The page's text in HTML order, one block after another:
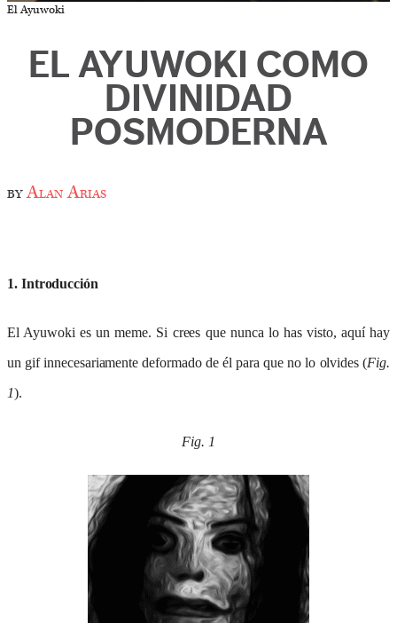
El Ayuwoki
EL AYUWOKI COMO
DIVINIDAD
POSMODERNA
byAlan Arias
1. Introducción
El Ayuwoki es un meme. Si crees que nunca lo has visto, aquí hay
un gif innecesariamente deformado de él para que no lo olvides (Fig.
1).
Fig. 1